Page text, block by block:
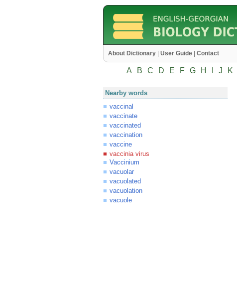
About Dictionary User Guide Contact
A B C D E F G H J K
Nearby words
vaccinal
vaccinate
vaccinated
vaccination
vaccine
vaccinia virus
Vaccinium
vacuolar
vacuolated
vacuolation
vacuole